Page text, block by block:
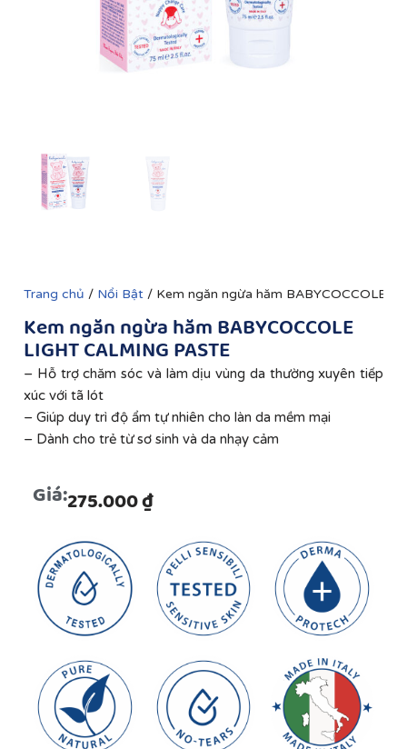
Trang chủ / Nổi Bật / Kem ngăn ngừa hăm BABYCOCCOLE
Kem ngăn ngừa hăm BABYCOCCOLE
LIGHT CALMING PASTE
– Hỗ trợ chăm sóc và làm dịu vùng da thường xuyên tiếp
xúc với tã lót
– Giúp duy trì độ ẩm tự nhiên cho làn da mềm mại
– Dành cho trẻ từ sơ sinh và da nhạy cảm
Giá:275.000₫